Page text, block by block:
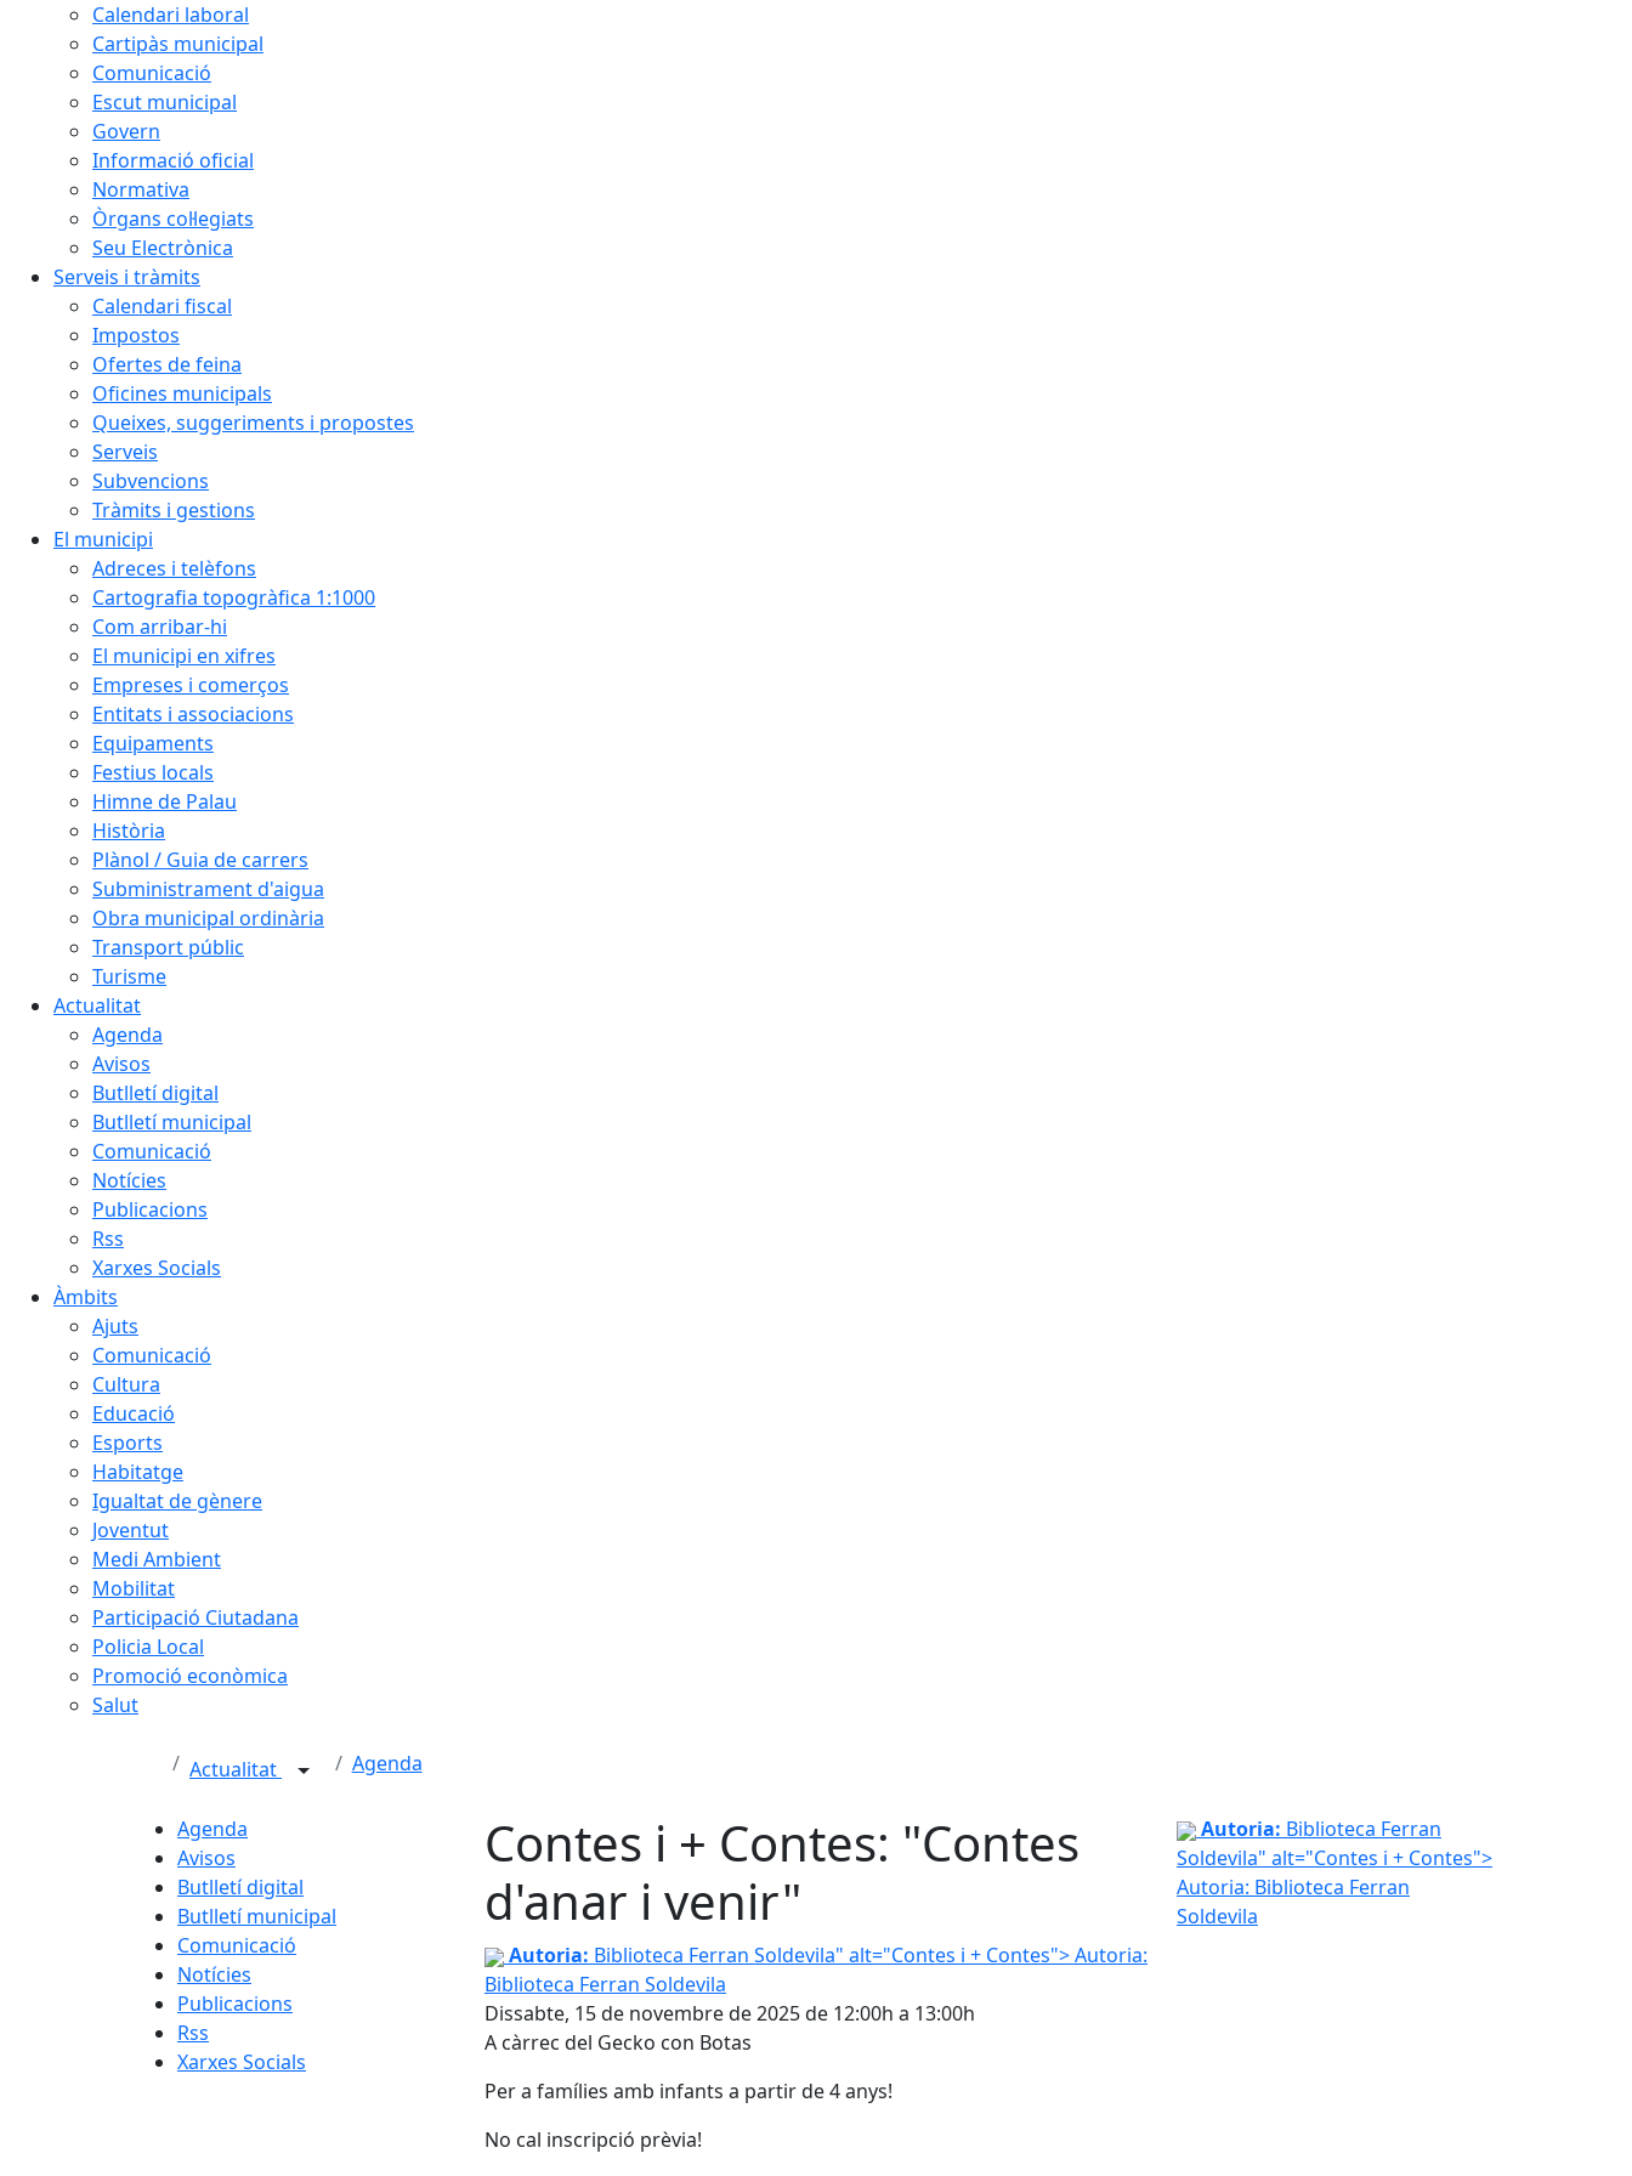
Calendari laboral
Cartipàs municipal
Comunicació
Escut municipal
Govern
Informació oficial
Normativa
Òrgans col·legiats
Seu Electrònica
Serveis i tràmits
Calendari fiscal
Impostos
Ofertes de feina
Oficines municipals
Queixes, suggeriments i propostes
Serveis
Subvencions
Tràmits i gestions
El municipi
Adreces i telèfons
Cartografia topogràfica 1:1000
Com arribar-hi
El municipi en xifres
Empreses i comerços
Entitats i associacions
Equipaments
Festius locals
Himne de Palau
Història
Plànol / Guia de carrers
Subministrament d'aigua
Obra municipal ordinària
Transport públic
Turisme
Actualitat
Agenda
Avisos
Butlletí digital
Butlletí municipal
Comunicació
Notícies
Publicacions
Rss
Xarxes Socials
Àmbits
Ajuts
Comunicació
Cultura
Educació
Esports
Habitatge
Igualtat de gènere
Joventut
Medi Ambient
Mobilitat
Participació Ciutadana
Policia Local
Promoció econòmica
Salut
Actualitat Agenda
Agenda
Avisos
Butlletí digital
Butlletí municipal
Comunicació
Notícies
Publicacions
Rss
Xarxes Socials
Contes i + Contes: "Contes
d'anar i venir"
Contes i + Contes
Autoria: Biblioteca Ferran Soldevila" alt="Contes i + Contes">Autoria:
Biblioteca Ferran Soldevila
Dissabte, 15 de novembre de 2025 de 12:00h a 13:00h
A càrrec del Gecko con Botas
Per a famílies amb infants a partir de 4 anys!
No cal inscripció prèvia!
Contes i + Contes
Autoria: Biblioteca Ferran
Soldevila" alt="Contes i + Contes">
Autoria: Biblioteca Ferran
Soldevila